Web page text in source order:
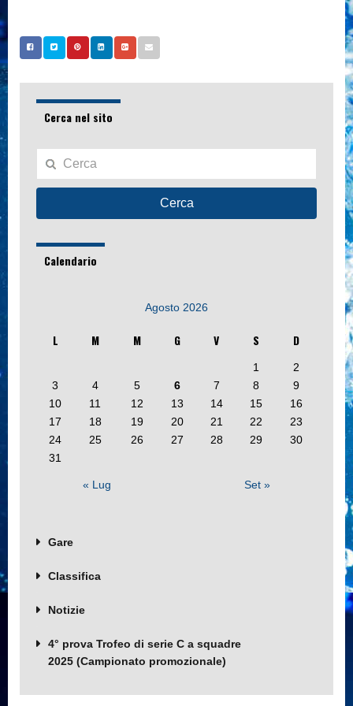
Cerca nel sito
Cerca
Calendario
Agosto 2026
L M M G V S D
1
2
3
4 5 6 7 8
9
10
11 12 13 14 15
16
17
18 19 20 21 22
23
24
25 26 27 28 29
30
31
« Lug Set »
Gare
Classifica
Notizie
4° prova Trofeo di serie C a squadre
2025 (Campionato promozionale)